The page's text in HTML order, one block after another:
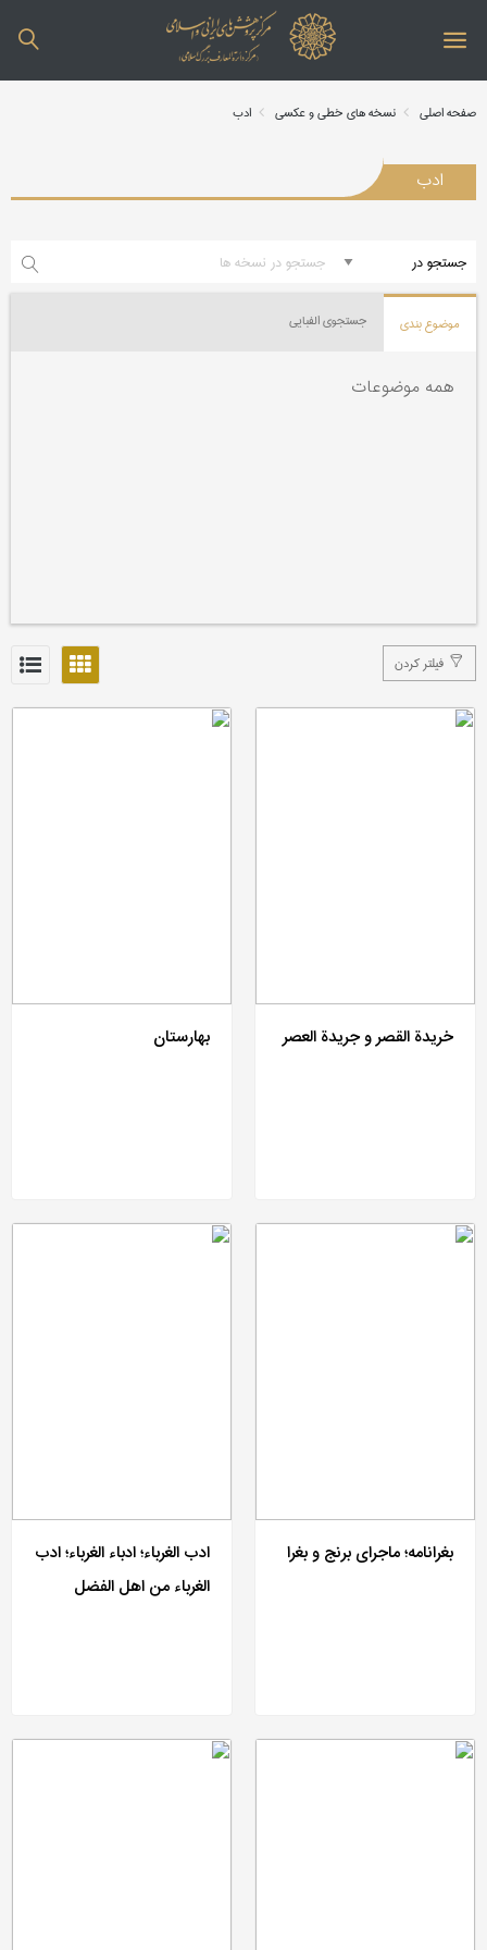
صفحه اصلی نسخه های خطی و عکسی ادب
ادب
موضوع بندی جستجوی الفبایی
همه موضوعات
فیلتر کردن
خریدة القصر و جریدة العصر بهارستان
بغرانامه؛ ماجرای برنج و بغرا
ادب الغرباء؛ ادباء الغرباء؛ ادب
الغرباء من اهل الفضل